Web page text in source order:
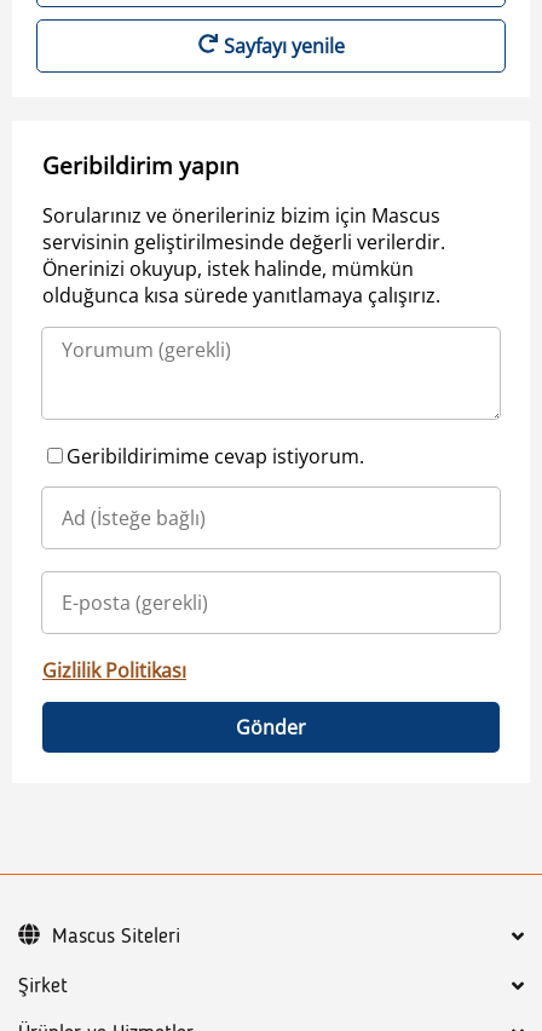
Sayfayı yenile
Geribildirim yapın
Sorularınız ve önerileriniz bizim için Mascus
servisinin geliştirilmesinde değerli verilerdir.
Önerinizi okuyup, istek halinde, mümkün
olduğunca kısa sürede yanıtlamaya çalışırız.
Geribildirimime cevap istiyorum.
Gizlilik Politikası
Gönder
Şirket
Mascus Siteleri